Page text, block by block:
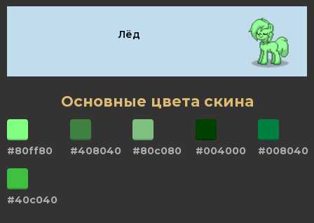
Лёд
Основные цвета скина
#80ff80 #408040 #80c080 #004000 #008040
#40c040